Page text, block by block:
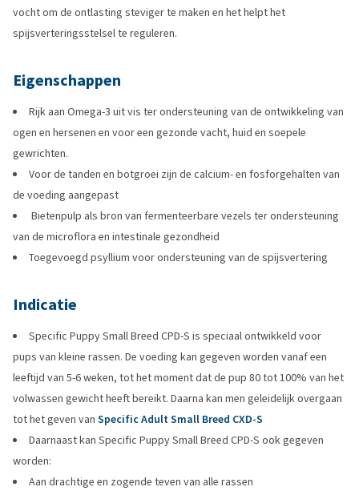
vocht om de ontlasting steviger te maken en het helpt het
spijsverteringsstelsel te reguleren.
Eigenschappen
Rijk aan Omega-3 uit vis ter ondersteuning van de ontwikkeling van
ogen en hersenen en voor een gezonde vacht, huid en soepele
gewrichten.
Voor de tanden en botgroei zijn de calcium- en fosforgehalten van
de voeding aangepast
Bietenpulp als bron van fermenteerbare vezels ter ondersteuning
van de microflora en intestinale gezondheid
Toegevoegd psyllium voor ondersteuning van de spijsvertering
Indicatie
Specific Puppy Small Breed CPD-S is speciaal ontwikkeld voor
pups van kleine rassen. De voeding kan gegeven worden vanaf een
leeftijd van 5-6 weken, tot het moment dat de pup 80 tot 100% van het
volwassen gewicht heeft bereikt. Daarna kan men geleidelijk overgaan
tot het geven van Specific Adult Small Breed CXD-S
Daarnaast kan Specific Puppy Small Breed CPD-S ook gegeven
worden:
Aan drachtige en zogende teven van alle rassen